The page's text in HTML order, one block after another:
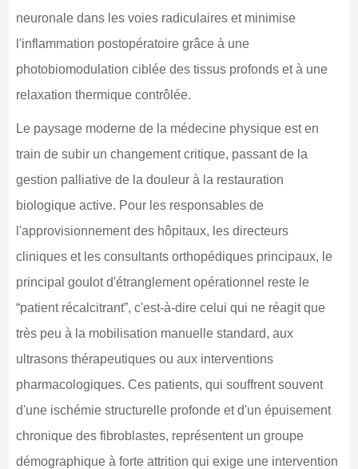
neuronale dans les voies radiculaires et minimise
l'inflammation postopératoire grâce à une
photobiomodulation ciblée des tissus profonds et à une
relaxation thermique contrôlée.
Le paysage moderne de la médecine physique est en
train de subir un changement critique, passant de la
gestion palliative de la douleur à la restauration
biologique active. Pour les responsables de
l'approvisionnement des hôpitaux, les directeurs
cliniques et les consultants orthopédiques principaux, le
principal goulot d'étranglement opérationnel reste le
“patient récalcitrant”, c'est-à-dire celui qui ne réagit que
très peu à la mobilisation manuelle standard, aux
ultrasons thérapeutiques ou aux interventions
pharmacologiques. Ces patients, qui souffrent souvent
d'une ischémie structurelle profonde et d'un épuisement
chronique des fibroblastes, représentent un groupe
démographique à forte attrition qui exige une intervention